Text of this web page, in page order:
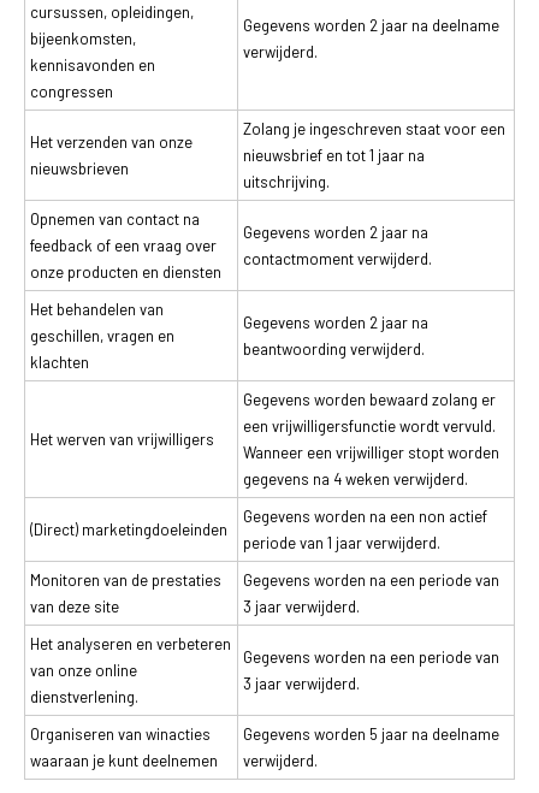
cursussen, opleidingen,
bijeenkomsten,
kennisavonden en
congressen
Gegevens worden 2 jaar na deelname
verwijderd.
Het verzenden van onze
nieuwsbrieven
Zolang je ingeschreven staat voor een
nieuwsbrief en tot 1 jaar na
uitschrijving.
Opnemen van contact na
feedback of een vraag over
onze producten en diensten
Gegevens worden 2 jaar na
contactmoment verwijderd.
Het behandelen van
geschillen, vragen en
klachten
Gegevens worden 2 jaar na
beantwoording verwijderd.
Het werven van vrijwilligers
Gegevens worden bewaard zolang er
een vrijwilligersfunctie wordt vervuld.
Wanneer een vrijwilliger stopt worden
gegevens na 4 weken verwijderd.
(Direct) marketingdoeleinden
Gegevens worden na een non actief
periode van 1 jaar verwijderd.
Monitoren van de prestaties
van deze site
Gegevens worden na een periode van
3 jaar verwijderd.
Het analyseren en verbeteren
van onze online
dienstverlening.
Gegevens worden na een periode van
3 jaar verwijderd.
Organiseren van winacties
waaraan je kunt deelnemen
Gegevens worden 5 jaar na deelname
verwijderd.